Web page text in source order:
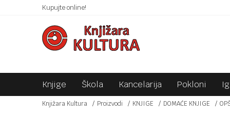
Kupujte online!SIGURNO PLAĆANJE PLATNIM KARTICAMA!
Knjige Škola Kancelarija Pokloni
Knjižara Kultura Proizvodi KNJIGE DOMAĆE KNJIGE